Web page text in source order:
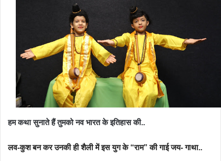
हम कथा सुनाते हैं तुमको नव भारत के इतिहास की..
लव-कुश बन कर उनकी ही शैली में इस युग के “राम” की गाई जय- गाथा..